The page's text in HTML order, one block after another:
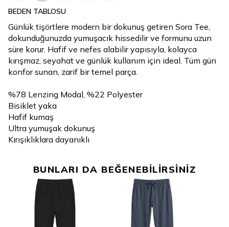
BEDEN TABLOSU
Günlük tişörtlere modern bir dokunuş getiren Sora Tee,
dokunduğunuzda yumuşacık hissedilir ve formunu uzun
süre korur. Hafif ve nefes alabilir yapısıyla, kolayca
kırışmaz, seyahat ve günlük kullanım için ideal. Tüm gün
konfor sunan, zarif bir temel parça.
%78 Lenzing Modal, %22 Polyester
Bisiklet yaka
Hafif kumaş
Ultra yumuşak dokunuş
Kırışıklıklara dayanıklı
BUNLARI DA BEĞENEBİLİRSİNİZ